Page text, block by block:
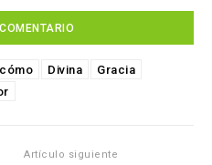
cómo Divina
Gracia
Artículo siguiente